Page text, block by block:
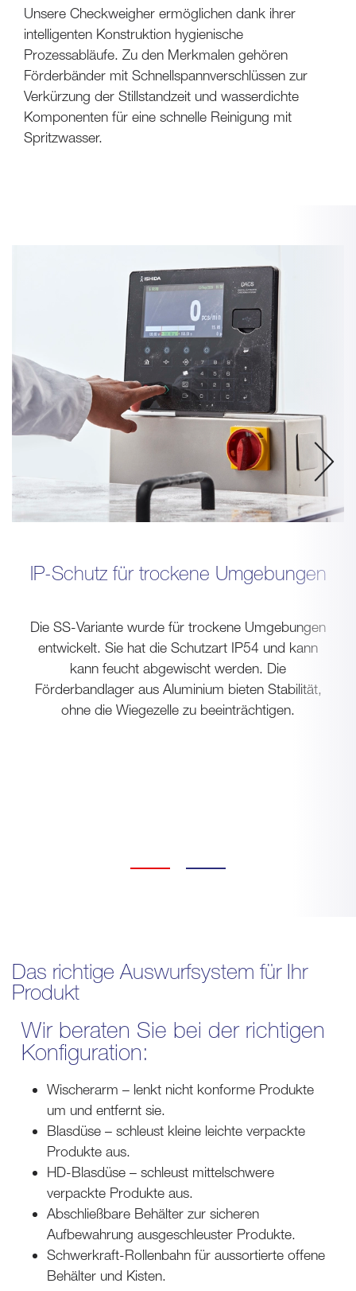
Unsere Checkweigher ermöglichen dank ihrer
intelligenten Konstruktion hygienische
Prozessabläufe. Zu den Merkmalen gehören
Förderbänder mit Schnellspannverschlüssen zur
Verkürzung der Stillstandzeit und wasserdichte
Komponenten für eine schnelle Reinigung mit
Spritzwasser.
IP-Schutz für trockene Umgebungen
Die SS-Variante wurde für trockene Umgebungen
entwickelt. Sie hat die Schutzart IP54 und kann
kann feucht abgewischt werden. Die
Förderbandlager aus Aluminium bieten Stabilität,
ohne die Wiegezelle zu beeinträchtigen.
Das richtige Auswurfsystem für Ihr
Produkt
Wir beraten Sie bei der richtigen
Konfiguration:
Wischerarm – lenkt nicht konforme Produkte
um und entfernt sie.
Blasdüse – schleust kleine leichte verpackte
Produkte aus.
HD-Blasdüse – schleust mittelschwere
verpackte Produkte aus.
Abschließbare Behälter zur sicheren
Aufbewahrung ausgeschleuster Produkte.
Schwerkraft-Rollenbahn für aussortierte offene
Behälter und Kisten.